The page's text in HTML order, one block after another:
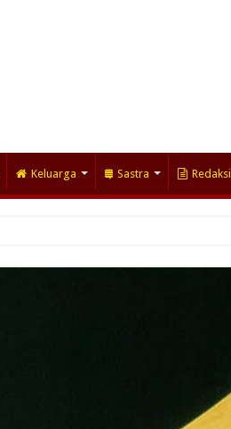
Keluarga Sastra Redaksi